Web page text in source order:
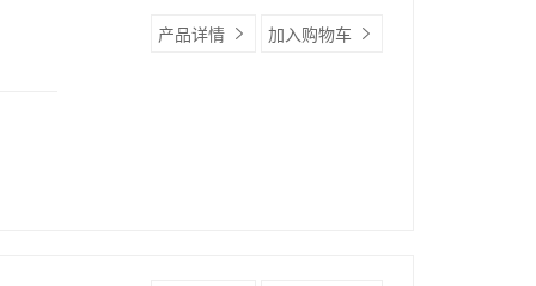
产品详情 加入购物车